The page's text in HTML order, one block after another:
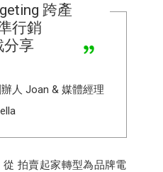
跨產
行銷
分享
人 Joan & 媒體經理
從 拍賣起家轉型為品牌電